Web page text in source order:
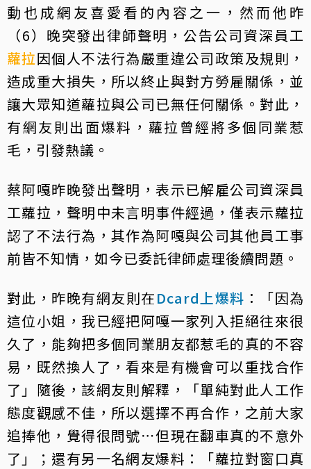
動也成網友喜愛看的內容之一，然而他昨
（6）晚突發出律師聲明，公告公司資深員工
蘿拉因個人不法行為嚴重違公司政策及規則，
造成重大損失，所以終止與對方勞雇關係，並
讓大眾知道蘿拉與公司已無任何關係。對此，
有網友則出面爆料，蘿拉曾經將多個同業惹
毛，引發熱議。
蔡阿嘎昨晚發出聲明，表示已解雇公司資深員
工蘿拉，聲明中未言明事件經過，僅表示蘿拉
認了不法行為，其作為阿嘎與公司其他員工事
前皆不知情，如今已委託律師處理後續問題。
對此，昨晚有網友則在Dcard上爆料 ：「因為
這位小姐，我已經把阿嘎一家列入拒絕往來很
久了，能夠把多個同業朋友都惹毛的真的不容
易，既然換人了，看來是有機會可以重找合作
了」隨後，該網友則解釋，「單純對此人工作
態度觀感不佳，所以選擇不再合作，之前大家
追捧他，覺得很問號⋯但現在翻車真的不意外
了」；還有另一名網友爆料：「蘿拉對窗口真